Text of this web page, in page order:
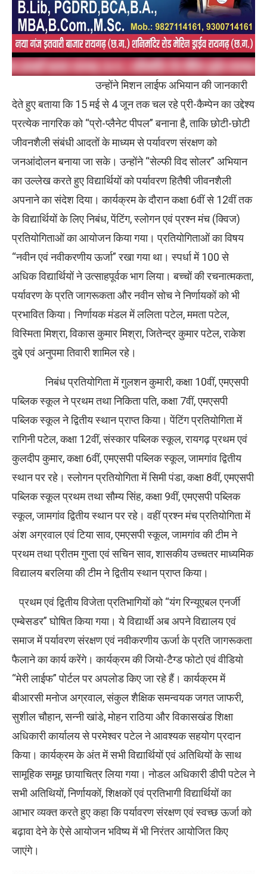
उन्होंने मिशन लाईफ अभियान की जानकारी
देते हुए बताया कि 15 मई से 4 जून तक चल रहे प्री-कैम्पेन का उद्देश्य
प्रत्येक नागरिक को “प्रो-प्लैनेट पीपल” बनाना है, ताकि छोटी-छोटी
जीवनशैली संबंधी आदतों के माध्यम से पर्यावरण संरक्षण को
जनआंदोलन बनाया जा सके। उन्होंने “सेल्फी विद सोलर” अभियान
का उल्लेख करते हुए विद्यार्थियों को पर्यावरण हितैषी जीवनशैली
अपनाने का संदेश दिया। कार्यक्रम के दौरान कक्षा 6वीं से 12वीं तक
के विद्यार्थियों के लिए निबंध, पेंटिंग, स्लोगन एवं प्रश्न मंच (क्विज)
प्रतियोगिताओं का आयोजन किया गया। प्रतियोगिताओं का विषय
“नवीन एवं नवीकरणीय ऊर्जा” रखा गया था। स्पर्धा में 100 से
अधिक विद्यार्थियों ने उत्साहपूर्वक भाग लिया। बच्चों की रचनात्मकता,
पर्यावरण के प्रति जागरूकता और नवीन सोच ने निर्णायकों को भी
प्रभावित किया। निर्णायक मंडल में ललिता पटेल, ममता पटेल,
विस्मिता मिश्रा, विकास कुमार मिश्रा, जितेन्द्र कुमार पटेल, राकेश
दुबे एवं अनुपमा तिवारी शामिल रहे।
निबंध प्रतियोगिता में गुलशन कुमारी, कक्षा 10वीं, एमएसपी
पब्लिक स्कूल ने प्रथम तथा निकिता पति, कक्षा 7वीं, एमएसपी
पब्लिक स्कूल ने द्वितीय स्थान प्राप्त किया। पेंटिंग प्रतियोगिता में
रागिनी पटेल, कक्षा 12वीं, संस्कार पब्लिक स्कूल, रायगढ़ प्रथम एवं
कुलदीप कुमार, कक्षा 6वीं, एमएसपी पब्लिक स्कूल, जामगांव द्वितीय
स्थान पर रहे। स्लोगन प्रतियोगिता में सिमी पंडा, कक्षा 8वीं, एमएसपी
पब्लिक स्कूल प्रथम तथा सौम्य सिंह, कक्षा 9वीं, एमएसपी पब्लिक
स्कूल, जामगांव द्वितीय स्थान पर रहे। वहीं प्रश्न मंच प्रतियोगिता में
अंश अग्रवाल एवं टिया साव, एमएसपी स्कूल, जामगांव की टीम ने
प्रथम तथा प्रीतम गुप्ता एवं सचिन साव, शासकीय उच्चतर माध्यमिक
विद्यालय बरलिया की टीम ने द्वितीय स्थान प्राप्त किया।
प्रथम एवं द्वितीय विजेता प्रतिभागियों को “यंग रिन्यूएबल एनर्जी
एम्बेसडर” घोषित किया गया। ये विद्यार्थी अब अपने विद्यालय एवं
समाज में पर्यावरण संरक्षण एवं नवीकरणीय ऊर्जा के प्रति जागरूकता
फैलाने का कार्य करेंगे। कार्यक्रम की जियो-टैग्ड फोटो एवं वीडियो
“मेरी लाईफ” पोर्टल पर अपलोड किए जा रहे हैं। कार्यक्रम में
बीआरसी मनोज अग्रवाल, संकुल शैक्षिक समन्वयक जगत जाफरी,
सुशील चौहान, सन्नी खांडे, मोहन राठिया और विकासखंड शिक्षा
अधिकारी कार्यालय से परमेश्वर पटेल ने आवश्यक सहयोग प्रदान
किया। कार्यक्रम के अंत में सभी विद्यार्थियों एवं अतिथियों के साथ
सामूहिक समूह छायाचित्र लिया गया। नोडल अधिकारी डीपी पटेल ने
सभी अतिथियों, निर्णायकों, शिक्षकों एवं प्रतिभागी विद्यार्थियों का
आभार व्यक्त करते हुए कहा कि पर्यावरण संरक्षण एवं स्वच्छ ऊर्जा को
बढ़ावा देने के ऐसे आयोजन भविष्य में भी निरंतर आयोजित किए
जाएंगे।